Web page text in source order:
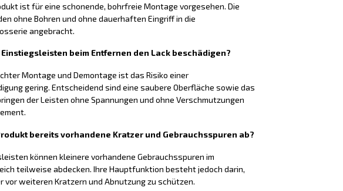
ist für eine schonende, bohrfreie Montage vorgesehen. Die
ohne Bohren und ohne dauerhaften Eingriff in die
angebracht.
beim Entfernen den Lack beschädigen?
Montage und Demontage ist das Risiko einer
gering. Entscheidend sind eine saubere Oberfläche sowie das
der Leisten ohne Spannungen und ohne Verschmutzungen
bereits vorhandene Kratzer und Gebrauchsspuren ab?
können kleinere vorhandene Gebrauchsspuren im
teilweise abdecken. Ihre Hauptfunktion besteht jedoch darin,
vor weiteren Kratzern und Abnutzung zu schützen.